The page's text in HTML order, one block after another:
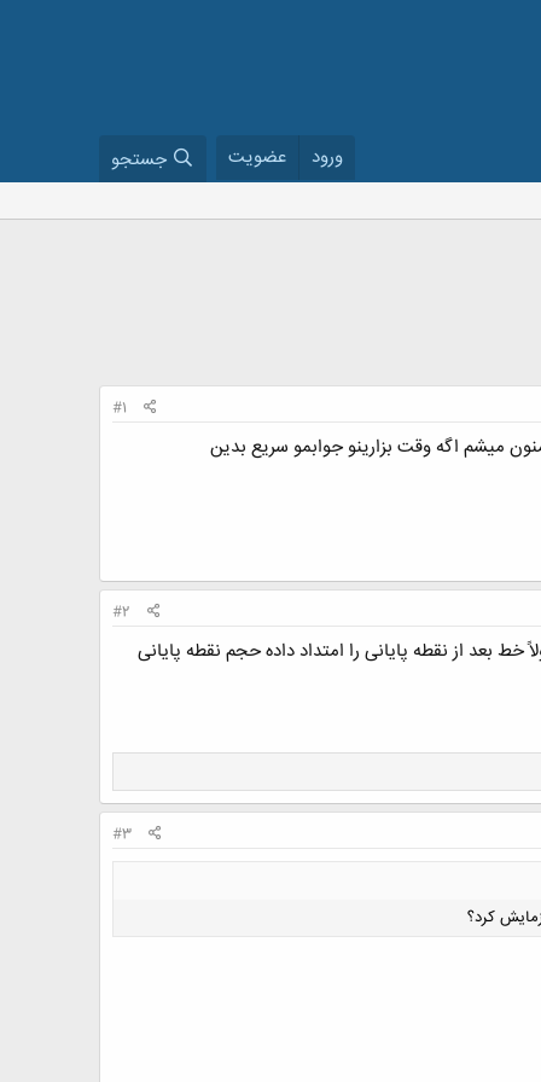
ورود عضویت جستجو
#1
میشم اگه وقت بزارینو جوابمو سریع بدین
#2
بعد از نقطه پايانی را امتداد داده حجم نقطه پايانی
#3
کرد؟